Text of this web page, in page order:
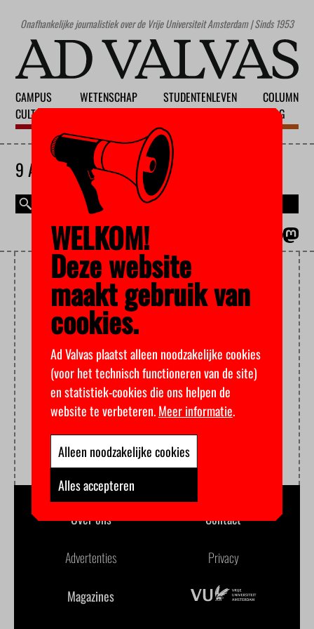
Onafhankelijke journalistiek over de Vrije Universiteit Amsterdam | Sinds 1953
CAMPUS
CULTUUR
WETENSCHAP
STUDENTENLEVEN
COLUMN
BLOG
9 AUGUSTUS 2026
VEILIGHEID
Over ons Contact
Advertenties Privacy
Magazines
WELKOM!
Deze website
maakt gebruik van
cookies.
Ad Valvas plaatst alleen noodzakelijke cookies
(voor het technisch functioneren van de site)
en statistiek-cookies die ons helpen de
website te verbeteren.Meer informatie.
Alleen noodzakelijke cookies
Alles accepteren